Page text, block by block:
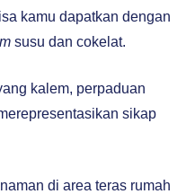
kamu dapatkan dengan
susu dan cokelat.
kalem, perpaduan
sikap
di area teras rumah